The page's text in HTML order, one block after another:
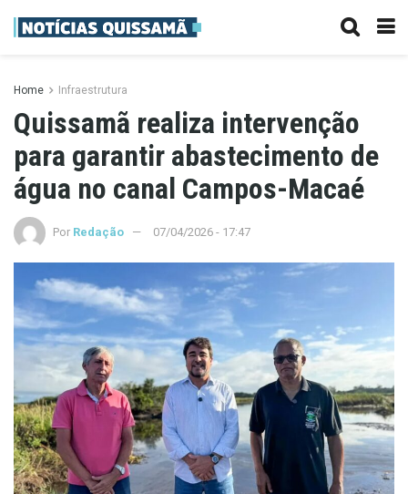
Home Infraestrutura
Quissamã realiza intervenção
para garantir abastecimento de
água no canal Campos-Macaé
Por Redação 07/04/2026 - 17:47